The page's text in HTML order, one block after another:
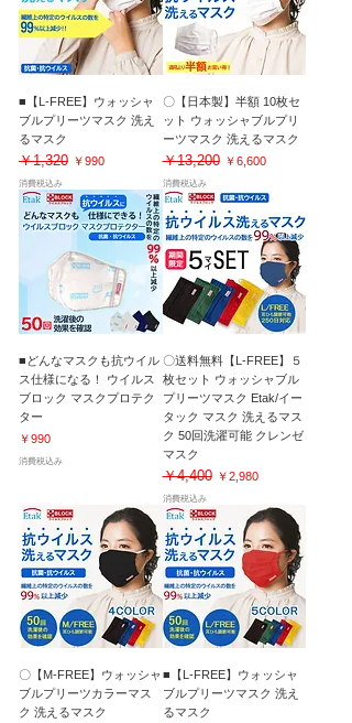
■【L-FREE】ウォッシャ
ブルプリーツマスク 洗え
るマスク
通常価格
￥1,320 セール価格
￥990
消費税込み
〇【日本製】半額 10枚セ
ット ウォッシャブルプリ
ーツマスク 洗えるマスク
通常価格
￥13,200 セール価格
￥6,600
消費税込み
■どんなマスクも抗ウイル
ス仕様になる！ ウイルス
ブロック マスクプロテク
ター
価格
￥990
消費税込み
〇送料無料【L-FREE】５
枚セット ウォッシャブル
プリーツマスク Etak/イー
タック マスク 洗えるマス
ク 50回洗濯可能 クレンゼ
マスク
通常価格
￥4,400 セール価格
￥2,980
消費税込み
〇【M-FREE】ウォッシャ
ブルプリーツカラーマス
ク 洗えるマスク
■【L-FREE】ウォッシャ
ブルプリーツマスク 洗え
るマスク